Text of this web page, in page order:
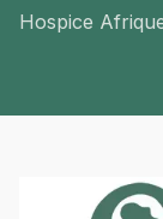
Hospice